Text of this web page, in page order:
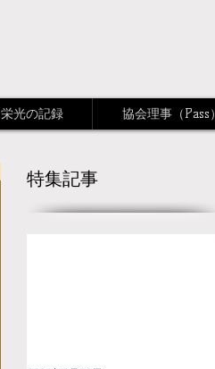
特集記事
栄光の記録 協会理事（Pass）